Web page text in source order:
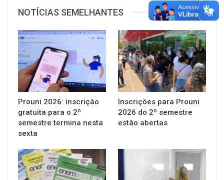
NOTÍCIAS SEMELHANTES
Prouni 2026: inscrição
gratuita para o 2º
semestre termina nesta
sexta
Inscrições para Prouni
2026 do 2º semestre
estão abertas